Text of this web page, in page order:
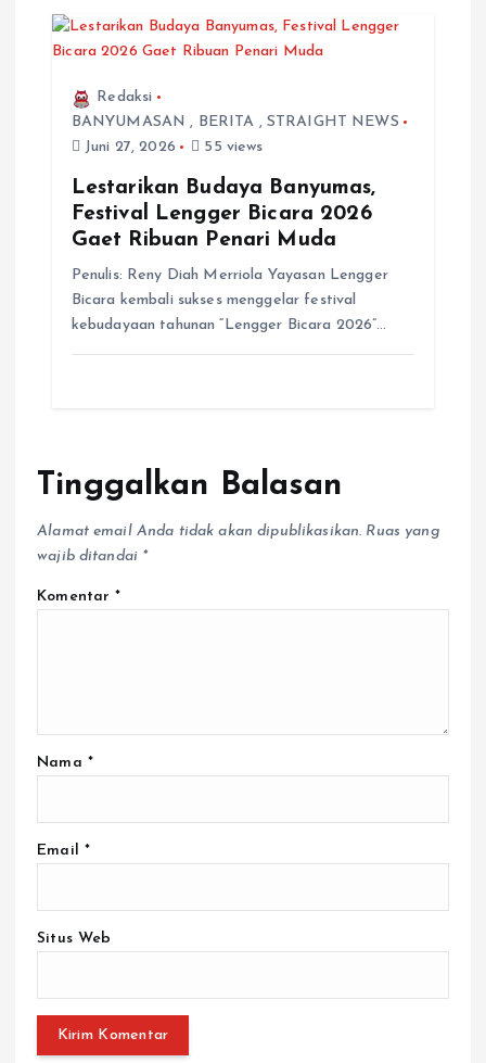
Redaksi
BANYUMASAN , BERITA , STRAIGHT NEWS
Juni 27, 2026
55 views
Lestarikan Budaya Banyumas,
Festival Lengger Bicara 2026
Gaet Ribuan Penari Muda
Penulis: Reny Diah Merriola Yayasan Lengger
Bicara kembali sukses menggelar festival
kebudayaan tahunan “Lengger Bicara 2026”…
Tinggalkan Balasan
Alamat email Anda tidak akan dipublikasikan. Ruas yang
wajib ditandai *
Komentar*
Nama *
Email *
Situs Web